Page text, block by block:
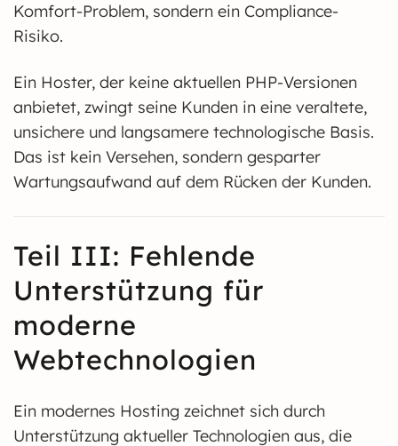
Komfort-Problem, sondern ein Compliance-
Risiko.
Ein Hoster, der keine aktuellen PHP-Versionen
anbietet, zwingt seine Kunden in eine veraltete,
unsichere und langsamere technologische Basis.
Das ist kein Versehen, sondern gesparter
Wartungsaufwand auf dem Rücken der Kunden.
Teil III: Fehlende
Unterstützung für
moderne
Webtechnologien
Ein modernes Hosting zeichnet sich durch
Unterstützung aktueller Technologien aus, die